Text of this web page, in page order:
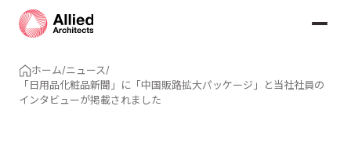
ホーム/ニュース/
「日用品化粧品新聞」に「中国販路拡大パッケージ」と当社社員の
インタビューが掲載されました